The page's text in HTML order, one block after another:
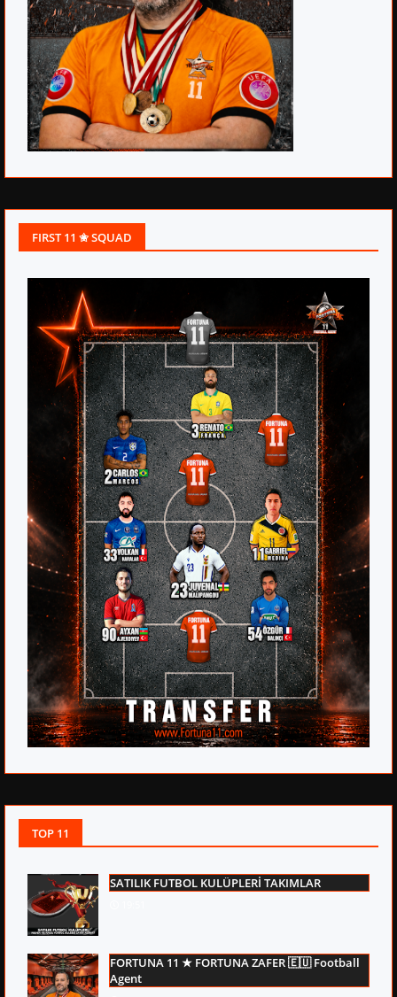
FIRST 11 ✬ SQUAD
TOP 11
SATILIK FUTBOL KULÜPLERİ TAKIMLAR
FORTUNA 11 ★ FORTUNA ZAFER 🇪🇺 Football
Agent